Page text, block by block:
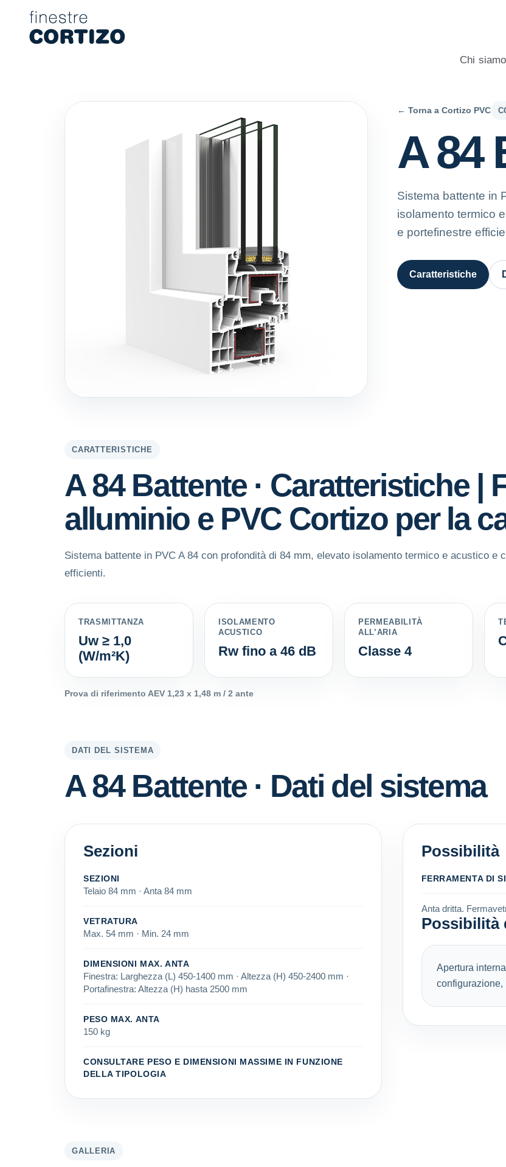
Finestre Cortizo è una rete specializzata in finestre in alluminio e PVC per abitazioni, con consulenza
Prodotti
Consulenza
Chi
← Torna a Cortizo PVC
A 84
Sistema battente in
isolamento termico
e portefinestre
Caratteristiche
CARATTERISTICHE
A 84 Battente · Caratteristiche |
alluminio e PVC Cortizo per la
Sistema battente in PVC A 84 con profondità di 84 mm, elevato isolamento termico e acustico
efficienti.
TRASMITTANZA
Uw ≥ 1,0
(W/m²K)
ISOLAMENTO
ACUSTICO
Rw fino a 46 dB
PERMEABILITÀ
ALL’ARIA
Classe 4
Prova di riferimento AEV 1,23 x 1,48 m / 2 ante
DATI DEL SISTEMA
A 84 Battente · Dati del sistema
Sezioni
SEZIONI
Telaio 84 mm · Anta 84 mm
VETRATURA
Max. 54 mm · Min. 24 mm
DIMENSIONI MAX. ANTA
Finestra: Larghezza (L) 450-1400 mm · Altezza (H) 450-2400 mm ·
Portafinestra: Altezza (H) hasta 2500 mm
PESO MAX. ANTA
150 kg
CONSULTARE PESO E DIMENSIONI MASSIME IN FUNZIONE
DELLA TIPOLOGIA
Possibilità
FERRAMENTA DI
Anta dritta.
Possibilità
Apertura
GALLERIA